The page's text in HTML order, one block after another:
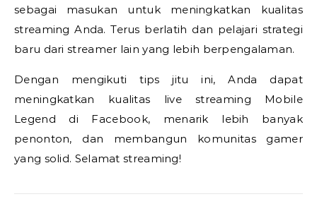
sebagai masukan untuk meningkatkan kualitas
streaming Anda. Terus berlatih dan pelajari strategi
baru dari streamer lain yang lebih berpengalaman.
Dengan mengikuti tips jitu ini, Anda dapat
meningkatkan kualitas live streaming Mobile
Legend di Facebook, menarik lebih banyak
penonton, dan membangun komunitas gamer
yang solid. Selamat streaming!